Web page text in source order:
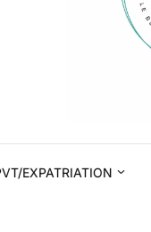
EXPATRIATION